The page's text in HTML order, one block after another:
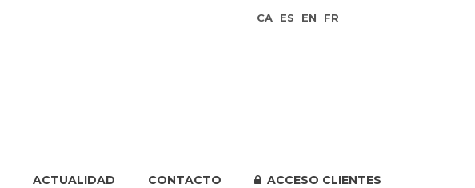
CA ES EN FR
ACTUALIDAD CONTACTO ACCESO CLIENTES